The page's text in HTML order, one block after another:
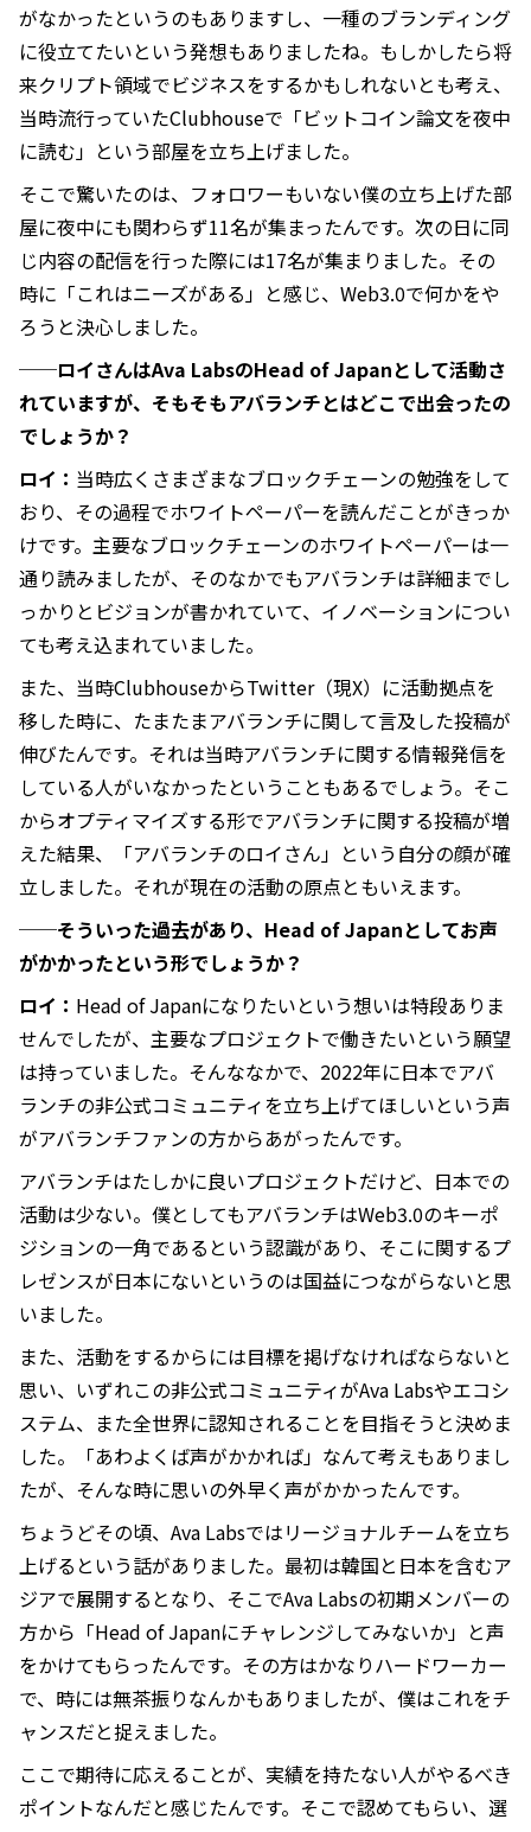
がなかったというのもありますし、一種のブランディング
に役立てたいという発想もありましたね。もしかしたら将
来クリプト領域でビジネスをするかもしれないとも考え、
当時流行っていたClubhouseで「ビットコイン論文を夜中
に読む」という部屋を立ち上げました。
そこで驚いたのは、フォロワーもいない僕の立ち上げた部
屋に夜中にも関わらず11名が集まったんです。次の日に同
じ内容の配信を行った際には17名が集まりました。その
時に「これはニーズがある」と感じ、Web3.0で何かをや
ろうと決心しました。
──ロイさんはAva LabsのHead of Japanとして活動さ
れていますが、そもそもアバランチとはどこで出会ったの
でしょうか？
ロイ： 当時広くさまざまなブロックチェーンの勉強をして
おり、その過程でホワイトペーパーを読んだことがきっか
けです。主要なブロックチェーンのホワイトペーパーは一
通り読みましたが、そのなかでもアバランチは詳細までし
っかりとビジョンが書かれていて、イノベーションについ
ても考え込まれていました。
また、当時ClubhouseからTwitter（現X）に活動拠点を
移した時に、たまたまアバランチに関して言及した投稿が
伸びたんです。それは当時アバランチに関する情報発信を
している人がいなかったということもあるでしょう。そこ
からオプティマイズする形でアバランチに関する投稿が増
えた結果、「アバランチのロイさん」という自分の顔が確
立しました。それが現在の活動の原点ともいえます。
──そういった過去があり、Head of Japanとしてお声
がかかったという形でしょうか？
ロイ： Head of Japanになりたいという想いは特段ありま
せんでしたが、主要なプロジェクトで働きたいという願望
は持っていました。そんななかで、2022年に日本でアバ
ランチの非公式コミュニティを立ち上げてほしいという声
がアバランチファンの方からあがったんです。
アバランチはたしかに良いプロジェクトだけど、日本での
活動は少ない。僕としてもアバランチはWeb3.0のキーポ
ジションの一角であるという認識があり、そこに関するプ
レゼンスが日本にないというのは国益につながらないと思
いました。
また、活動をするからには目標を掲げなければならないと
思い、いずれこの非公式コミュニティがAva Labsやエコシ
ステム、また全世界に認知されることを目指そうと決めま
した。「あわよくば声がかかれば」なんて考えもありまし
たが、そんな時に思いの外早く声がかかったんです。
ちょうどその頃、Ava Labsではリージョナルチームを立ち
上げるという話がありました。最初は韓国と日本を含むア
ジアで展開するとなり、そこでAva Labsの初期メンバーの
方から「Head of Japanにチャレンジしてみないか」と声
をかけてもらったんです。その方はかなりハードワーカー
で、時には無茶振りなんかもありましたが、僕はこれをチ
ャンスだと捉えました。
ここで期待に応えることが、実績を持たない人がやるべき
ポイントなんだと感じたんです。そこで認めてもらい、選